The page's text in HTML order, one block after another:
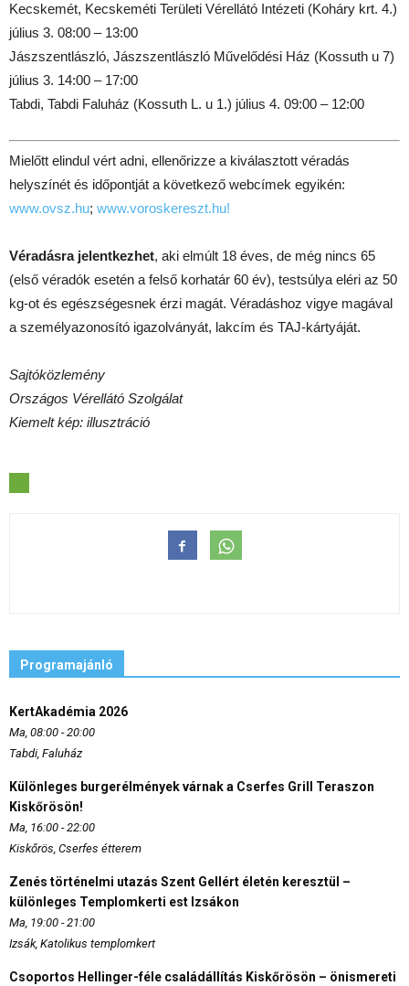
Kecskemét, Kecskeméti Területi Vérellátó Intézeti (Koháry krt. 4.)
július 3. 08:00 – 13:00
Jászszentlászló, Jászszentlászló Művelődési Ház (Kossuth u 7)
július 3. 14:00 – 17:00
Tabdi, Tabdi Faluház (Kossuth L. u 1.) július 4. 09:00 – 12:00
Mielőtt elindul vért adni, ellenőrizze a kiválasztott véradás
helyszínét és időpontját a következő webcímek egyikén:
www.ovsz.hu; www.voroskereszt.hu!
Véradásra jelentkezhet, aki elmúlt 18 éves, de még nincs 65
(első véradók esetén a felső korhatár 60 év), testsúlya eléri az 50
kg-ot és egészségesnek érzi magát. Véradáshoz vigye magával
a személyazonosító igazolványát, lakcím és TAJ-kártyáját.
Sajtóközlemény
Országos Vérellátó Szolgálat
Kiemelt kép: illusztráció
Programajánló
KertAkadémia 2026
Ma, 08:00 - 20:00
Tabdi, Faluház
Különleges burgerélmények várnak a Cserfes Grill Teraszon
Kiskőrösön!
Ma, 16:00 - 22:00
Kiskőrös, Cserfes étterem
Zenés történelmi utazás Szent Gellért életén keresztül –
különleges Templomkerti est Izsákon
Ma, 19:00 - 21:00
Izsák, Katolikus templomkert
Csoportos Hellinger-féle családállítás Kiskőrösön – önismereti